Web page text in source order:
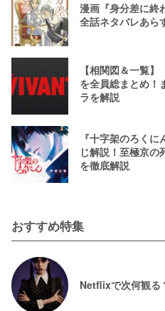
漫画『身分差に終
全話ネタバレあら
【相関図＆一覧
を全員総まとめ！
ラを解説
『十字架のろく
じ解説！至極京の
を徹底解説
おすすめ特集
Netflixで次何観る